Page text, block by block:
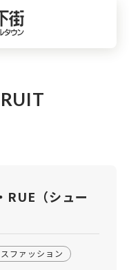
RUE（シュー
ファッション